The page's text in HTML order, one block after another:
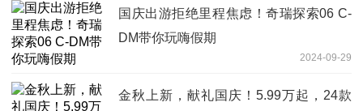
国庆出游拒绝里程焦虑！奇瑞探索06 C-
DM带你玩嗨假期
2024-09-29
金秋上新，献礼国庆！5.99万起，24款